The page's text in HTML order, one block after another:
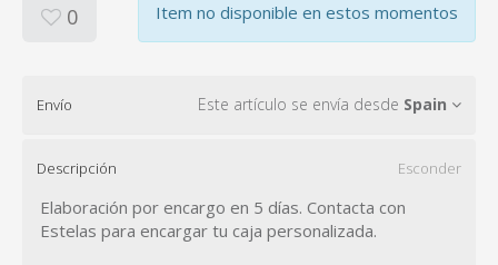
0 Item no disponible en estos momentos
Envío Este artículo se envía desde Spain
Descripción Esconder
Elaboración por encargo en 5 días. Contacta con
Estelas para encargar tu caja personalizada.